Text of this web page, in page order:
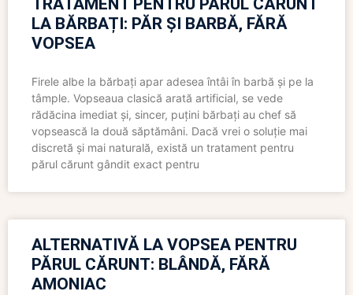
TRATAMENT PENTRU PĂRUL CĂRUNT
LA BĂRBAȚI: PĂR ȘI BARBĂ, FĂRĂ
VOPSEA
Firele albe la bărbați apar adesea întâi în barbă și pe la
tâmple. Vopseaua clasică arată artificial, se vede
rădăcina imediat și, sincer, puțini bărbați au chef să
vopsească la două săptămâni. Dacă vrei o soluție mai
discretă și mai naturală, există un tratament pentru
părul cărunt gândit exact pentru
ALTERNATIVĂ LA VOPSEA PENTRU
PĂRUL CĂRUNT: BLÂNDĂ, FĂRĂ
AMONIAC